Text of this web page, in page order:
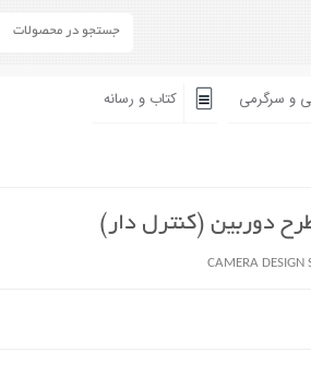
و سرگرمی کتاب و رسانه
دوربین (کنترل دار)
CAMERA DESIGN